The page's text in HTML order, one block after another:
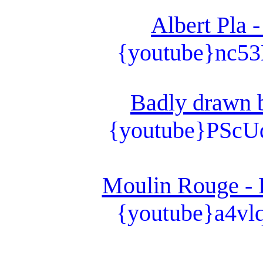
Albert Pla
Badly drawn
Moulin Rouge -